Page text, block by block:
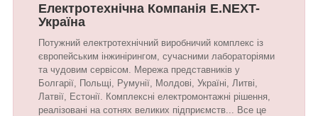
Електротехнічна Компанія E.NEXT-
Україна
Потужний електротехнічний виробничий комплекс із
європейським інжинірингом, сучасними лабораторіями
та чудовим сервісом. Мережа представників у
Болгарії, Польщі, Румунії, Молдові, Україні, Литві,
Латвії, Естонії. Комплексні електромонтажні рішення,
реалізовані на сотнях великих підприємств... Все це